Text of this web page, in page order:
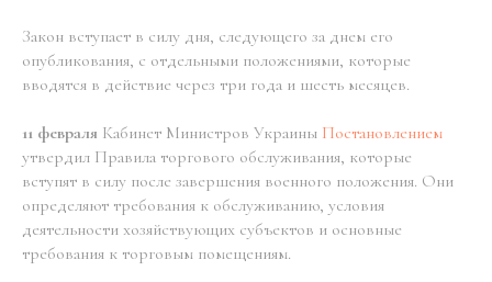
Закон вступает в силу дня, следующего за днем его
опубликования, с отдельными положениями, которые
вводятся в действие через три года и шесть месяцев.
11 февраля Кабинет Министров Украины Постановлением
утвердил Правила торгового обслуживания, которые
вступят в силу после завершения военного положения. Они
определяют требования к обслуживанию, условия
деятельности хозяйствующих субъектов и основные
требования к торговым помещениям.